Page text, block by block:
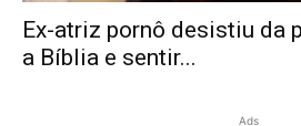
Ex-atriz pornô desistiu da
a Bíblia e sentir...
Ads